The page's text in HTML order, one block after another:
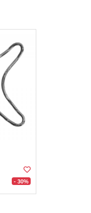
- 30%